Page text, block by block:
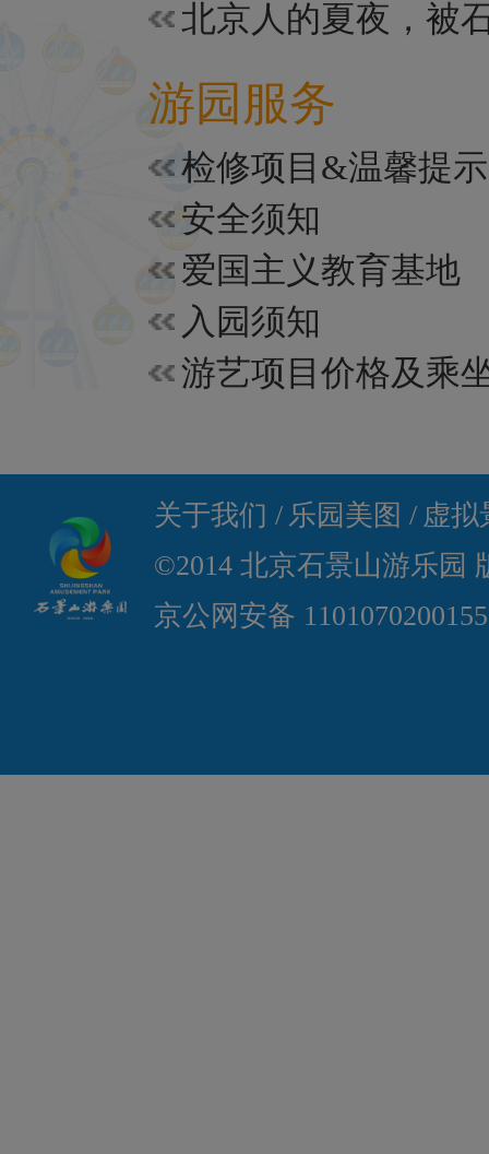
游园服务
检修项目&温馨提示
安全须知
爱国主义教育基地
入园须知
关于我们 / 乐园美图 / 虚拟
©2014 北京石景山游乐园
京公网安备